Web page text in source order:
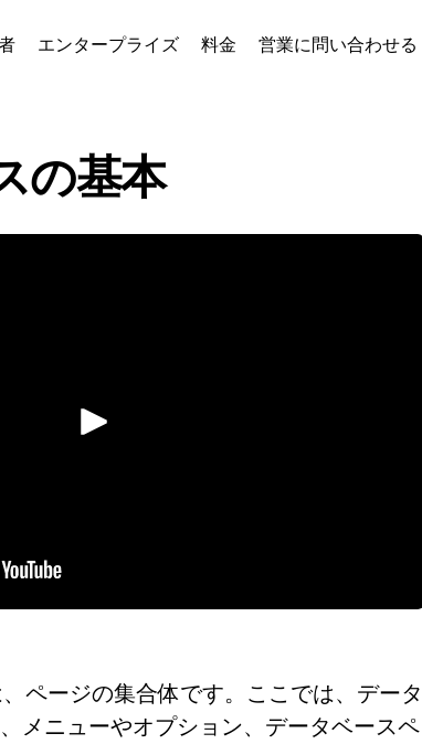
エンタープライズ 料金 営業に問い合わせる
の基本
再生
ページの集合体です。ここでは、データ
メニューやオプション、データベースペ